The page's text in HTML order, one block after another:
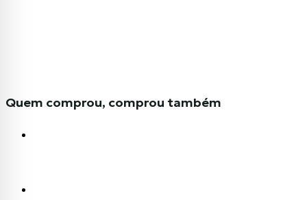
Quem comprou, comprou também